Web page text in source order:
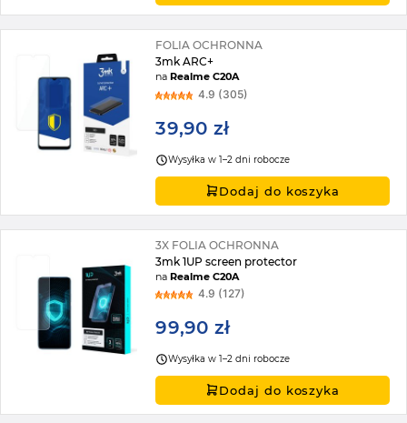
FOLIA OCHRONNA
3mk ARC+
naRealme C20A
4.9 (305)
39,90 zł
Wysyłka w 1–2 dni robocze
Dodaj do koszyka
3X FOLIA OCHRONNA
3mk 1UP screen protector
naRealme C20A
4.9 (127)
99,90 zł
Wysyłka w 1–2 dni robocze
Dodaj do koszyka